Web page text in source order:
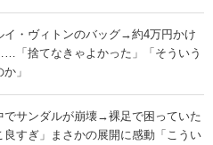
イ・ヴィトンのバッグ→約4万円かけ
「捨てなきゃよかった」「そういう
」
でサンダルが崩壊→裸足で困っていた
すぎ」まさかの展開に感動「こうい